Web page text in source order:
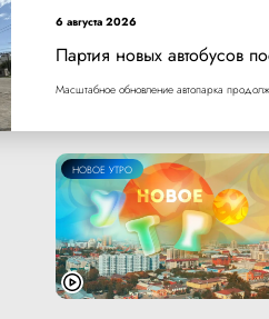
6 августа 2026
Партия новых автобусов
Масштабное обновление автопарка
НОВОЕ УТРО